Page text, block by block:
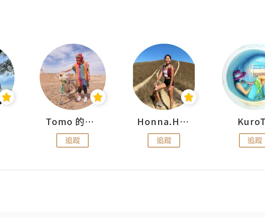
Tomo 的快樂宇宙
追蹤
Honna.H 出走
追蹤 追蹤